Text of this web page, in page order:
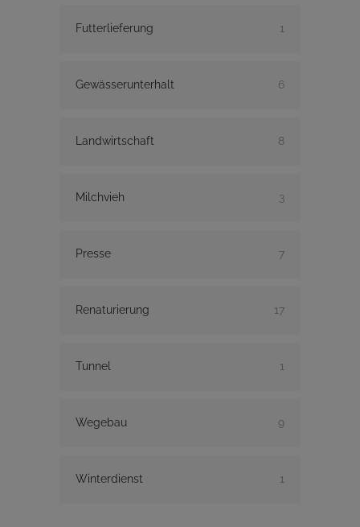
Futterlieferung 1
Gewässerunterhalt 6
Landwirtschaft 8
Milchvieh 3
Presse 7
Renaturierung 17
Tunnel 1
Wegebau 9
Winterdienst 1